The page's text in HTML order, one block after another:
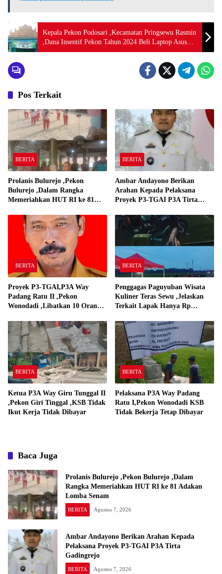
Kepala Pekon Podosari ,Kecamatan Pringsewu Rasmin
,Dana Insentif Pekon Tahun 2024 Beli Laptop Asus
dan Proyektor
Pos Terkait
BERITA
Prolanis Bulurejo ,Pekon
Bulurejo ,Dalam Rangka
Memeriahkan HUT RI ke 81
BERITA
Ambar Andayono Berikan
Arahan Kepada Pelaksana
Proyek P3-TGAI P3A Tirta
BERITA
Proyek P3-TGAI,P3A Way
Padang Ratu II ,Pekon
Wonodadi ,Libatkan 10 Orang
Padang Ratu
BERITA
Penggagas Paguyuban Wisata
Kuliner Teras Sewu ,Jelaskan
Terkait Lapak Hanya Rp
BERITA
Ketua P3A Way Giru Tunggal II
,Pekon Giri Tinggal ,KSB Tidak
Ikut Kerja Tidak Dibayar
BERITA
Pelaksana P3A Way Padang
Ratu I,Pekon Wonodadi KSB
Tidak Bekerja Tetap Dibayar
Baca Juga
Prolanis Bulurejo ,Pekon Bulurejo ,Dalam
Rangka Memeriahkan HUT RI ke 81 Adakan
Lomba Senam
BERITA Agustus 7, 2026
Ambar Andayono Berikan Arahan Kepada
Pelaksana Proyek P3-TGAI P3A Tirta
Gadingrejo
BERITA Agustus 7, 2026